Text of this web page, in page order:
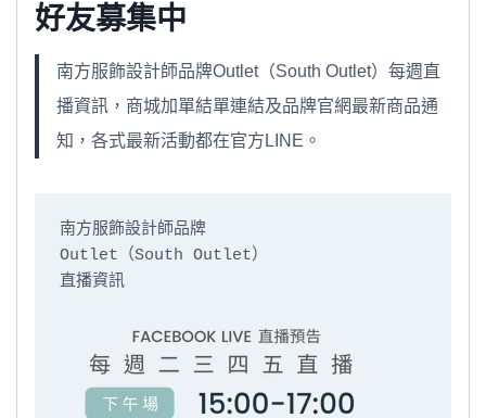
好友募集中
南方服飾設計師品牌Outlet（South Outlet）每週直
播資訊，商城加單結單連結及品牌官網最新商品通
知，各式最新活動都在官方LINE。
南方服飾設計師品牌
Outlet（South Outlet）
直播資訊